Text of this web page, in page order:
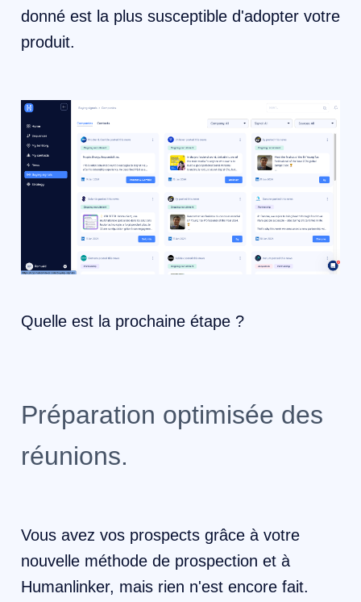
donné est la plus susceptible d'adopter votre
produit.
Quelle est la prochaine étape ?
Préparation optimisée des
réunions.
Vous avez vos prospects grâce à votre
nouvelle méthode de prospection et à
Humanlinker, mais rien n'est encore fait.